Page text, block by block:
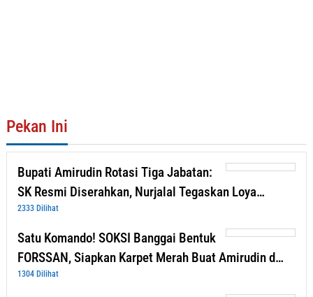
Pekan Ini
Bupati Amirudin Rotasi Tiga Jabatan:
SK Resmi Diserahkan, Nurjalal Tegaskan Loya…
2333 Dilihat
Satu Komando! SOKSI Banggai Bentuk
FORSSAN, Siapkan Karpet Merah Buat Amirudin d…
1304 Dilihat